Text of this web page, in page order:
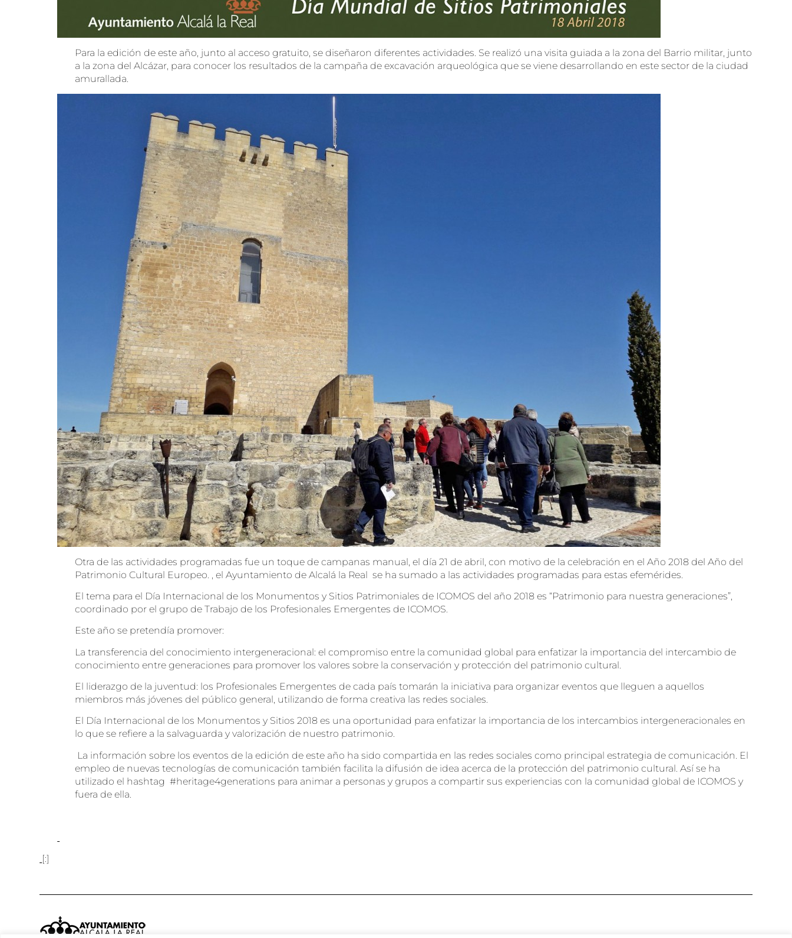
Para la edición de este año, junto al acceso gratuito, se diseñaron diferentes actividades. Se realizó una visita guiada a la zona del Barrio militar, junto
a la zona del Alcázar, para conocer los resultados de la campaña de excavación arqueológica que se viene desarrollando en este sector de la ciudad
amurallada.
Otra de las actividades programadas fue un toque de campanas manual, el día 21 de abril, con motivo de la celebración en el Año 2018 del Año del
Patrimonio Cultural Europeo. , el Ayuntamiento de Alcalá la Real se ha sumado a las actividades programadas para estas efemérides.
El tema para el Día Internacional de los Monumentos y Sitios Patrimoniales de ICOMOS del año 2018 es “Patrimonio para nuestra generaciones”,
coordinado por el grupo de Trabajo de los Profesionales Emergentes de ICOMOS.
Este año se pretendía promover:
La transferencia del conocimiento intergeneracional: el compromiso entre la comunidad global para enfatizar la importancia del intercambio de
conocimiento entre generaciones para promover los valores sobre la conservación y protección del patrimonio cultural.
El liderazgo de la juventud: los Profesionales Emergentes de cada país tomarán la iniciativa para organizar eventos que lleguen a aquellos
miembros más jóvenes del público general, utilizando de forma creativa las redes sociales.
El Día Internacional de los Monumentos y Sitios 2018 es una oportunidad para enfatizar la importancia de los intercambios intergeneracionales en
lo que se refiere a la salvaguarda y valorización de nuestro patrimonio.
La información sobre los eventos de la edición de este año ha sido compartida en las redes sociales como principal estrategia de comunicación. El
empleo de nuevas tecnologías de comunicación también facilita la difusión de idea acerca de la protección del patrimonio cultural. Así se ha
utilizado el hashtag #heritage4generations para animar a personas y grupos a compartir sus experiencias con la comunidad global de ICOMOS y
fuera de ella.
[:]